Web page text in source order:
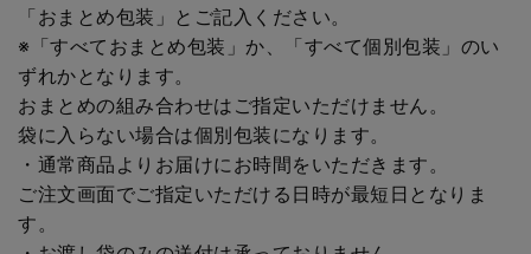
「おまとめ包装」とご記入ください。
※「すべておまとめ包装」か、「すべて個別包装」のい
ずれかとなります。
おまとめの組み合わせはご指定いただけません。
袋に入らない場合は個別包装になります。
・通常商品よりお届けにお時間をいただきます。
ご注文画面でご指定いただける日時が最短日となりま
す。